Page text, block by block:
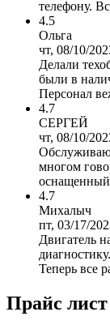
телефону.
4.5
Ольга
чт, 08/10/
Делали
были в
Персонал
4.7
СЕРГЕЙ
чт, 08/10/
многом
4.7
Михалыч
пт, 03/17/
Двигатель
Теперь все
Прайс